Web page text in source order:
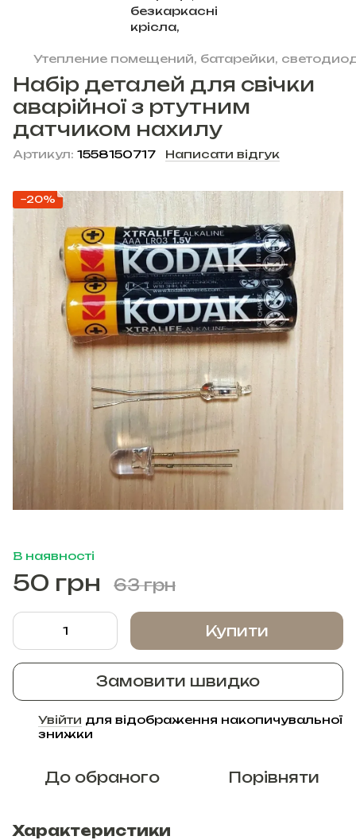
Утепление помещений, батарейки,
Набір деталей для свічки
аварійної з ртутним
датчиком нахилу
Артикул: 1558150717 Написати відгук
−20%
В наявності
50 грн 63 грн
Купити
Замовити швидко
Увійти для відображення накопичувальної
знижки
До обраного Порівняти
Характеристики